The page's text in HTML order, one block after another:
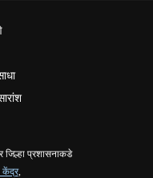
जिल्हा प्रशासनाकडे
केंद्र,